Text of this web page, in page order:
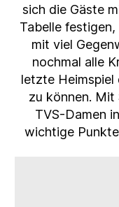
sich die Gäste
Tabelle
mit viel
nochmal alle
letzte Heimspiel
zu können.
TVS-Damen
wichtige